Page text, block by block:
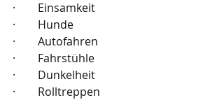
·        Einsamkeit
·        Hunde
·        Autofahren
·        Fahrstühle
·        Dunkelheit
·        Rolltreppen